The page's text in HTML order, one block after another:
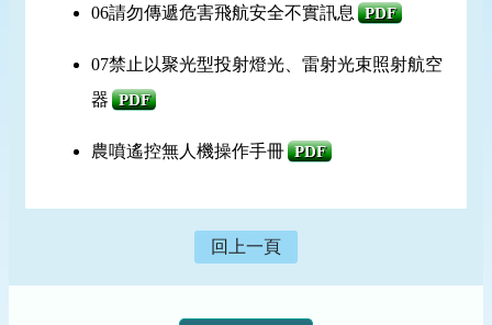
06請勿傳遞危害飛航安全不實訊息 PDF
07禁止以聚光型投射燈光、雷射光束照射航空
器 PDF
農噴遙控無人機操作手冊 PDF
回上一頁